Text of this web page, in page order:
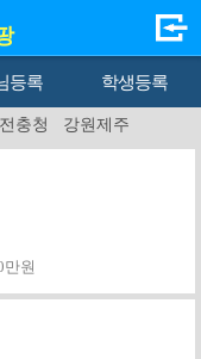
등록 학생등록
충청 강원제주
만원